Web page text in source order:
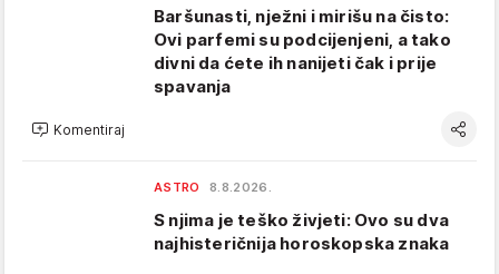
Baršunasti, nježni i mirišu na čisto:
Ovi parfemi su podcijenjeni, a tako
divni da ćete ih nanijeti čak i prije
spavanja
Komentiraj
ASTRO 8.8.2026.
S njima je teško živjeti: Ovo su dva
najhisteričnija horoskopska znaka